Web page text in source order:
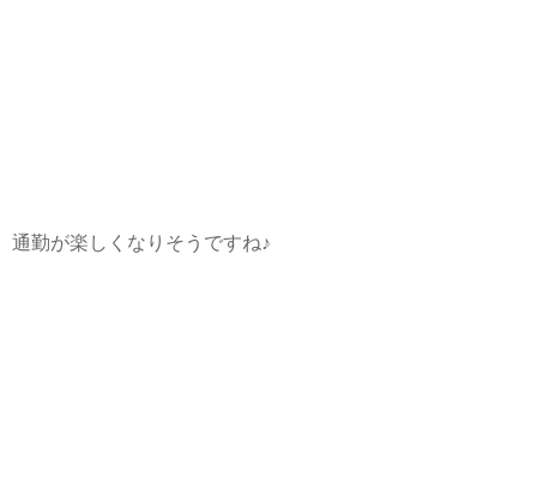
通勤が楽しくなりそうですね♪